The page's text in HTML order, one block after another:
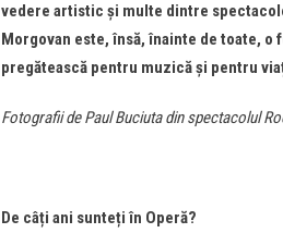
vedere artistic și multe dintre
Morgovan este, însă, înainte de toate, o
pregătească pentru muzică și pentru
Fotografii de Paul Buciuta din spectacolul
De câți ani sunteți în Operă?